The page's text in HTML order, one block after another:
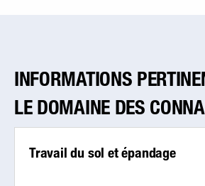
INFORMATIONS
LE DOMAINE DES
Travail du sol et épandage